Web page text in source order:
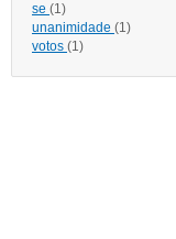
se (1)
unanimidade (1)
votos (1)